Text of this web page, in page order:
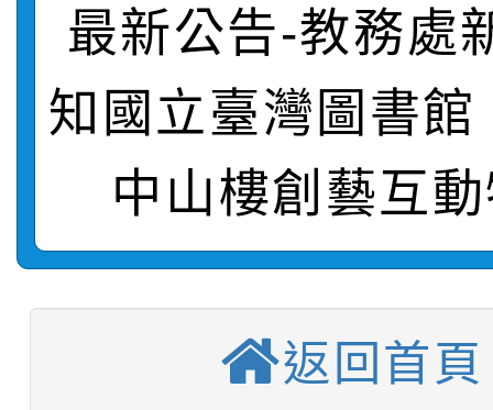
動辦法」
轉知臺中市政府政風處
城市手牽手，綠能透明
畫影片一案
轉知：「115學年度全
劇比賽實施要點」及修
表
轉知：桃園市115年度
敬師藝文競賽』實施計
【甄選結果(第11招)】
學年度第1學期第7次代
結果(第11招)
【甄選結果(第3招)】
結果(第3招)
學年度第1學期第9次
【甄選結果(第12招)】
最新公告-教務處
知國立臺灣圖書
中山樓創藝互
返回首頁